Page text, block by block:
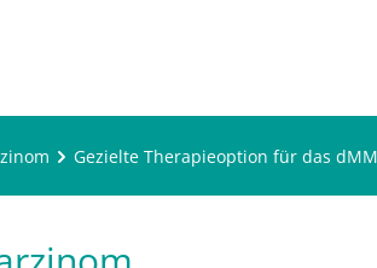
Gezielte Therapieoption für das